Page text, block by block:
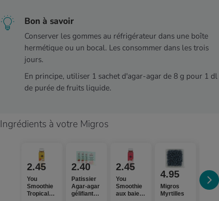
Bon à savoir
Conserver les gommes au réfrigérateur dans une boîte
hermétique ou un bocal. Les consommer dans les trois
jours.
En principe, utiliser 1 sachet d'agar-agar de 8 g pour 1 dl
de purée de fruits liquide.
Ingrédients à votre Migros
2.45
You
Smoothie
Tropical
2.40
Patissier
Agar-agar
gélifiant
2.45
You
Smoothie
aux baies
4.95
Migros
Myrtilles